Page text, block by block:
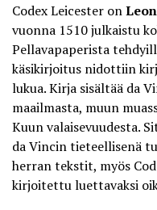
Codex Leicester on
vuonna 1510 julkaistu
Pellavapaperista
käsikirjoitus nidottiin
lukua. Kirja sisältää da
maailmasta, muun
Kuun valaisevuudesta.
da Vincin tieteellisenä
herran tekstit, myös
kirjoitettu luettavaksi